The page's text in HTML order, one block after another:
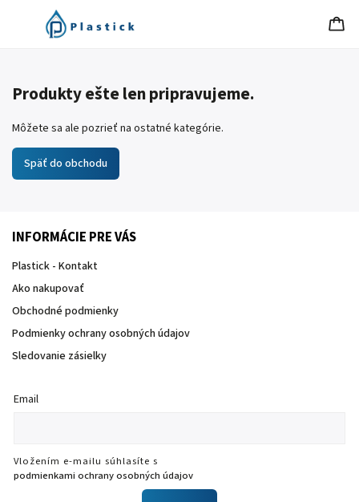
Produkty ešte len pripravujeme.
Môžete sa ale pozrieť na ostatné kategórie.
Späť do obchodu
INFORMÁCIE PRE VÁS
Plastick - Kontakt
Ako nakupovať
Obchodné podmienky
Podmienky ochrany osobných údajov
Sledovanie zásielky
Email
Vložením e-mailu súhlasíte s
podmienkami ochrany osobných údajov